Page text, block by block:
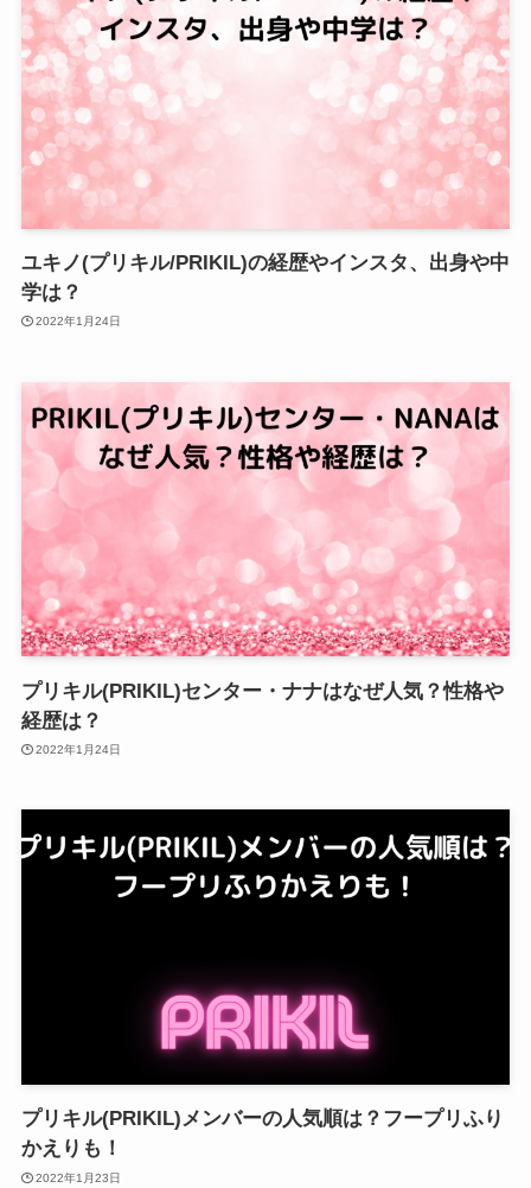
ユキノ(プリキル/PRIKIL)の経歴やインスタ、出身や中
学は？
2022年1月24日
プリキル(PRIKIL)センター・ナナはなぜ人気？性格や
経歴は？
2022年1月24日
プリキル(PRIKIL)メンバーの人気順は？フープリふり
かえりも！
2022年1月23日